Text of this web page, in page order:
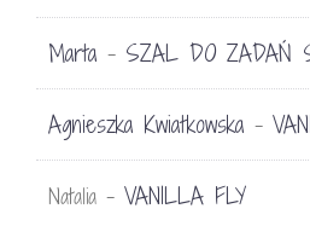
Marta - SZAL DO ZADAŃ
Agnieszka Kwiatkowska -
Natalia - VANILLA FLY